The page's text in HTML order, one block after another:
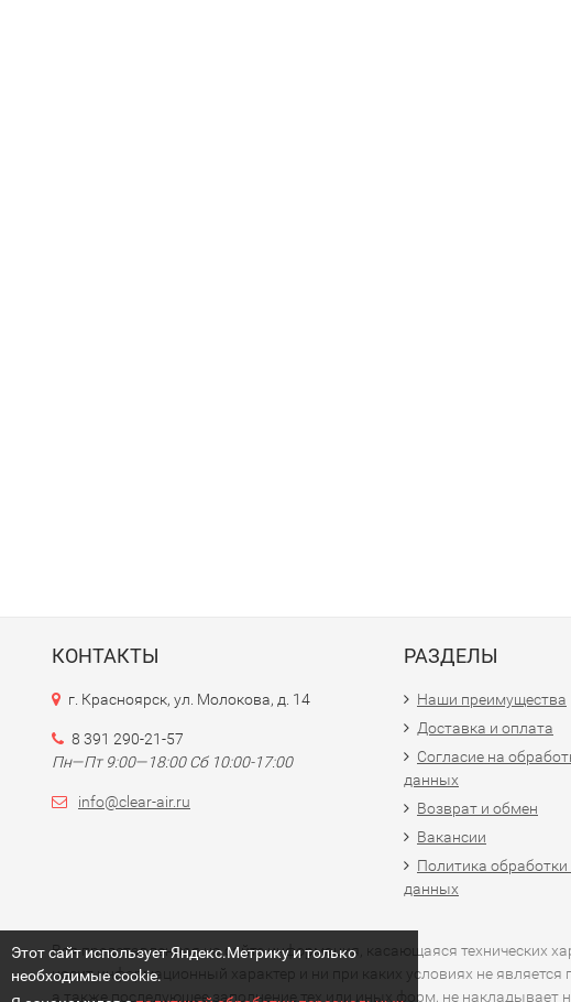
Этот сайт использует Яндекс.Метрику и только
необходимые cookie.
КОНТАКТЫ
г. Красноярск, ул. Молокова, д. 14
8 391 290-21-57
Пн—Пт 9:00—18:00 Сб 10:00-17:00
info@clear-air.ru
РАЗДЕЛЫ
Наши преимущества
Доставка и оплата
Согласие на
данных
Возврат и обмен
Вакансии
Политика
данных
Вся представленная на сайте информация, касающаяся технических
носит информационный характер и ни при каких условиях не
а также последующее заполнение тех или иных форм, не